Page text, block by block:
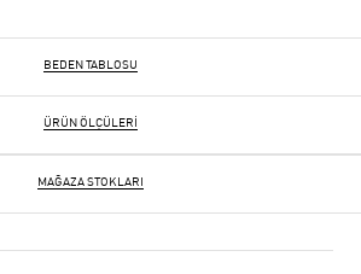
BEDEN TABLOSU
ÜRÜN ÖLÇÜLERI
MAĞAZA STOKLARI